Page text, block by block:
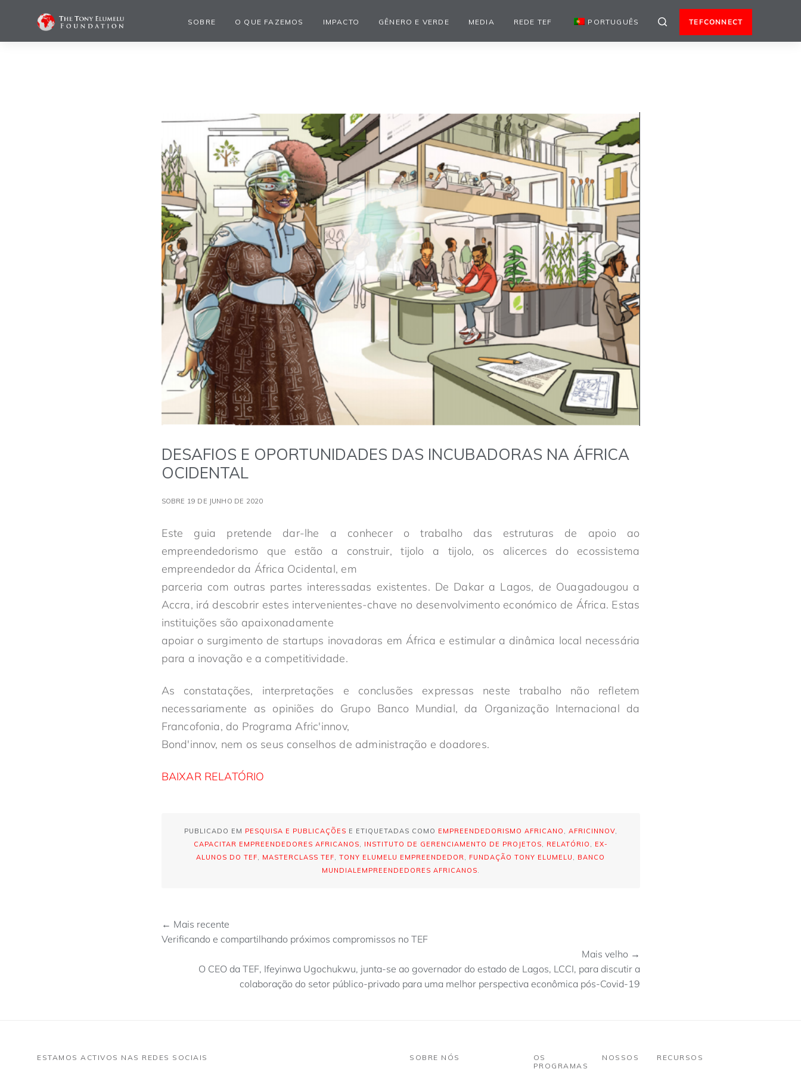
SOBRE O QUE FAZEMOS IMPACTO GÊNERO E VERDE MEDIA REDE TEF PORTUGUÊS TEFCONNECT
DESAFIOS E OPORTUNIDADES DAS INCUBADORAS NA ÁFRICA
OCIDENTAL
SOBRE 19 DE JUNHO DE 2020
Este guia pretende dar-lhe a conhecer o trabalho das estruturas de apoio ao
empreendedorismo que estão a construir, tijolo a tijolo, os alicerces do ecossistema
empreendedor da África Ocidental, em
parceria com outras partes interessadas existentes. De Dakar a Lagos, de Ouagadougou a
Accra, irá descobrir estes intervenientes-chave no desenvolvimento económico de África. Estas
instituições são apaixonadamente
apoiar o surgimento de startups inovadoras em África e estimular a dinâmica local necessária
para a inovação e a competitividade.
As constatações, interpretações e conclusões expressas neste trabalho não refletem
necessariamente as opiniões do Grupo Banco Mundial, da Organização Internacional da
Francofonia, do Programa Afric'innov,
Bond'innov, nem os seus conselhos de administração e doadores.
BAIXAR RELATÓRIO
PUBLICADO EM PESQUISA E PUBLICAÇÕES E ETIQUETADAS COMO EMPREENDEDORISMO AFRICANO , AFRICINNOV,
CAPACITAR EMPREENDEDORES AFRICANOS, INSTITUTO DE GERENCIAMENTO DE PROJETOS, RELATÓRIO , EX-
ALUNOS DO TEF, MASTERCLASS TEF, TONY ELUMELU EMPREENDEDOR, FUNDAÇÃO TONY ELUMELU , BANCO
MUNDIALEMPREENDEDORES AFRICANOS.
← Mais recente
Verificando e compartilhando próximos compromissos no TEF
Mais velho →
O CEO da TEF, Ifeyinwa Ugochukwu, junta-se ao governador do estado de Lagos, LCCI, para discutir a
colaboração do setor público-privado para uma melhor perspectiva econômica pós-Covid-19
ESTAMOS ACTIVOS NAS REDES SOCIAIS SOBRE NÓS
OS NOSSOS
PROGRAMAS
RECURSOS